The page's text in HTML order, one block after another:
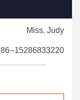
Miss. Judy
86--15286833220